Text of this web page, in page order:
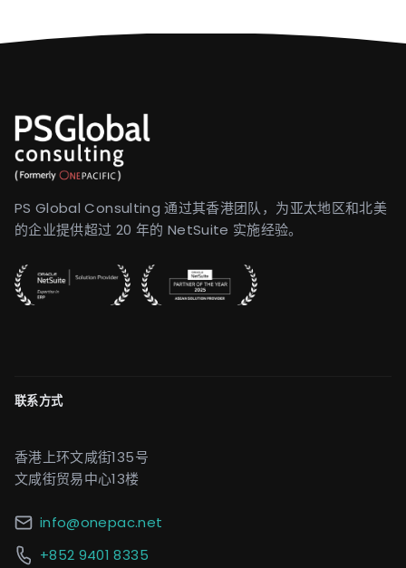
PS Global Consulting 通过其香港团队，为亚太地区和北美
的企业提供超过 20 年的 NetSuite 实施经验。
联系方式
香港上环文咸街135号
文咸街贸易中心13楼
info@onepac.net
+852 9401 8335